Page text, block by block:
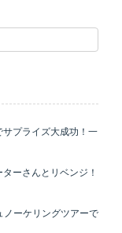
サプライズ大成功！一
ーさんとリベンジ！
ノーケリングツアーで